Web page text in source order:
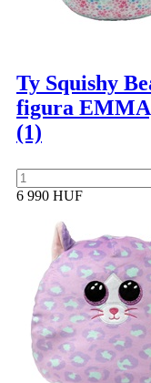
Ty Squishy
figura
(1)
6 990 HUF